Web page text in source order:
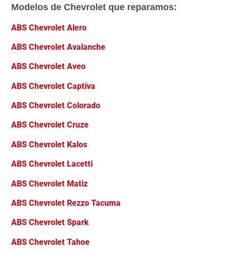
Modelos de Chevrolet que reparamos:
ABS Chevrolet Alero
ABS Chevrolet Avalanche
ABS Chevrolet Aveo
ABS Chevrolet Captiva
ABS Chevrolet Colorado
ABS Chevrolet Cruze
ABS Chevrolet Kalos
ABS Chevrolet Lacetti
ABS Chevrolet Matiz
ABS Chevrolet Rezzo Tacuma
ABS Chevrolet Spark
ABS Chevrolet Tahoe